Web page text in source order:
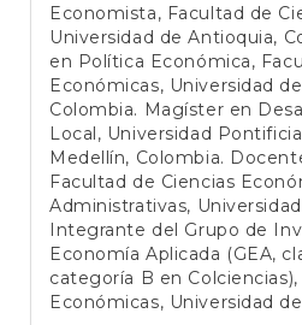
Economista, Facultad de
Universidad de Antioquia,
en Política Económica,
Económicas, Universidad
Colombia. Magíster en
Local, Universidad
Medellín, Colombia.
Facultad de Ciencias
Administrativas,
Integrante del Grupo de
Economía Aplicada (GEA,
categoría B en
Económicas, Universidad